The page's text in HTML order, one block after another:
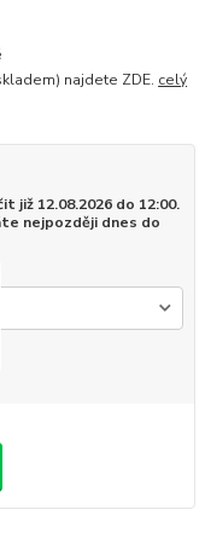
najdete ZDE. celý
již 12.08.2026 do 12:00.
nejpozději dnes do